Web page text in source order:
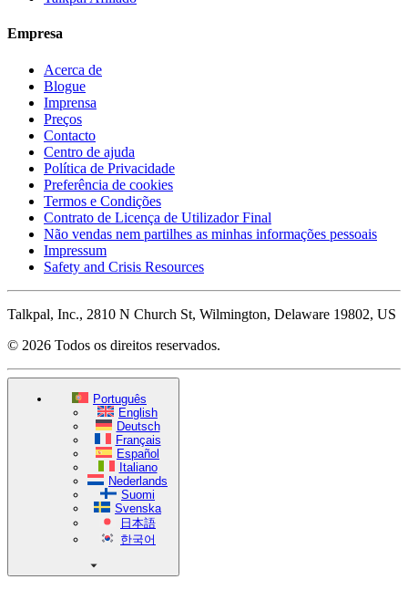
Empresa
Acerca de
Blogue
Imprensa
Preços
Contacto
Centro de ajuda
Política de Privacidade
Preferência de cookies
Termos e Condições
Contrato de Licença de Utilizador Final
Não vendas nem partilhes as minhas informações pessoais
Impressum
Safety and Crisis Resources
Talkpal, Inc., 2810 N Church St, Wilmington, Delaware 19802, US
© 2026 Todos os direitos reservados.
Português
English
Deutsch
Français
Español
Italiano
Nederlands
Suomi
Svenska
日本語
한국어